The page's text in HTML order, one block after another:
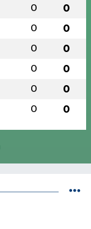
0 0
0 0
0 0
0 0
0 0
0 0